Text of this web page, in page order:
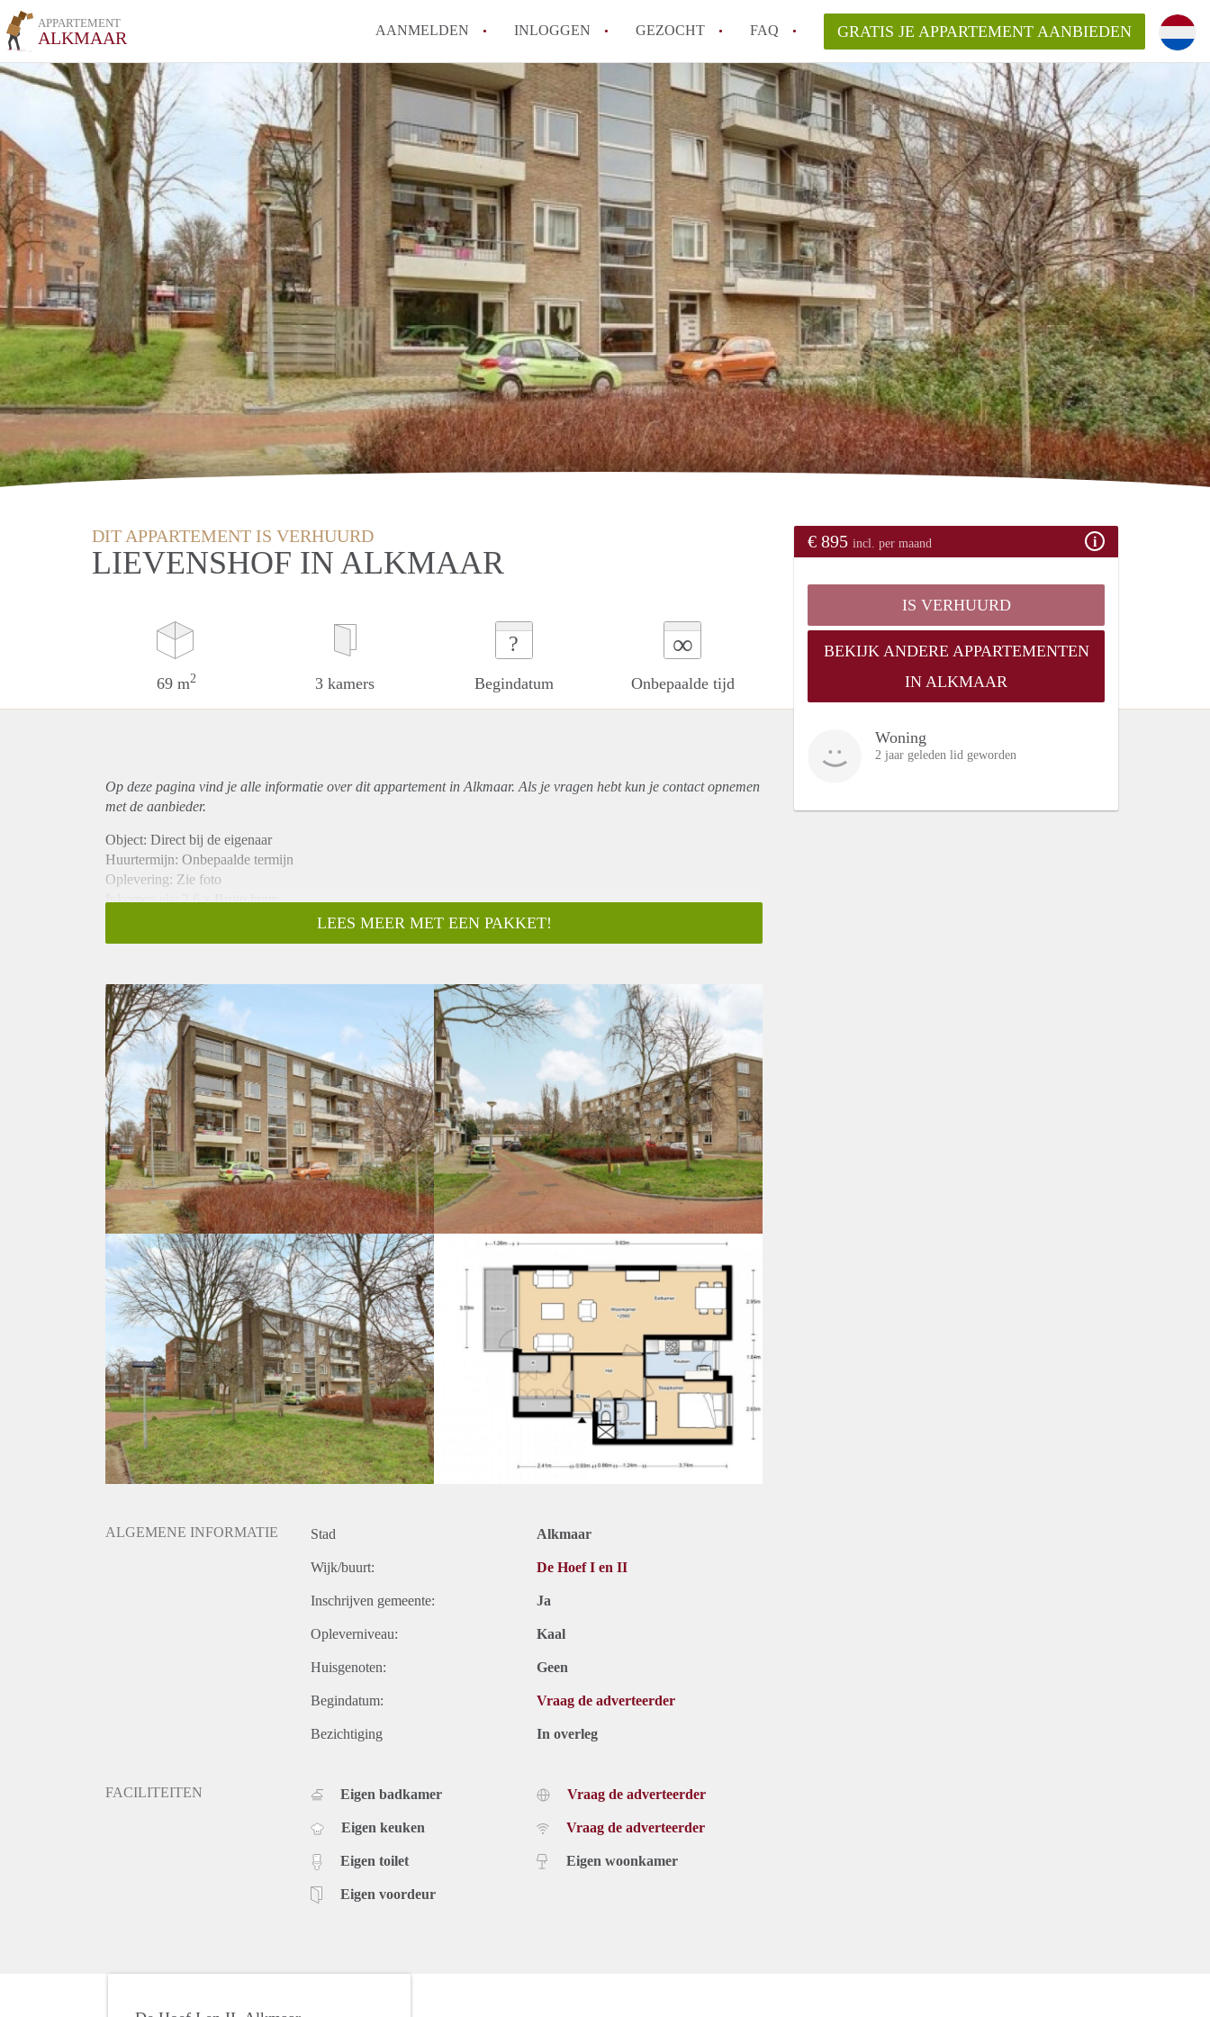
APPARTEMENT
ALKMAAR AANMELDEN INLOGGEN GEZOCHT FAQ
Tips: om in Alkmaar een appartement te vinden!
How to translate AppartementAlkmaar!
Wat is AppartementAlkmaar?
Wat is de privacyverklaring van AppartementAlkmaar?
Berekent AppartementAlkmaar
makelaarsvergoeding/bemiddelingsvergoeding?
Alle veelgestelde vragen
GRATIS JE APPARTEMENT AANBIEDEN
DIT APPARTEMENT IS VERHUURD
LIEVENSHOF IN ALKMAAR
69 m2 3 kamers
?
Begindatum
∞
Onbepaalde tijd
€ 895 incl. per maand
IS VERHUURD
BEKIJK ANDERE APPARTEMENTEN
IN ALKMAAR
Woning
2 jaar geleden lid geworden
Op deze pagina vind je alle informatie over ditappartementin Alkmaar. Als je vragen hebt kun je contact opnemen
met de aanbieder.
Object: Direct bij de eigenaar
Huurtermijn: Onbepaalde termijn
Oplevering: Zie foto
Inkomen eis: 2,6 x Bruto huur
Borg: 1 Maand
Huisdieren toegestaan: Afhankelijk van de Eigenaar
Huurtoeslag grens: Nee
Geschikt voor studenten: Afhankelijk van de Eigenaar
LEES MEER MET EEN PAKKET!
ALGEMENE INFORMATIE Stad Alkmaar
Wijk/buurt: De Hoef I en II
Inschrijven gemeente: Ja
Opleverniveau: Kaal
Huisgenoten: Geen
Begindatum: Vraag de adverteerder
Bezichtiging In overleg
FACILITEITEN Eigen badkamer
Eigen keuken
Eigen toilet
Eigen voordeur
Vraag de adverteerder
Vraag de adverteerder
Eigen woonkamer